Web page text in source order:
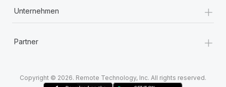
Unternehmen +
Partner +
Copyright © 2026. Remote Technology, Inc. All rights reserved.